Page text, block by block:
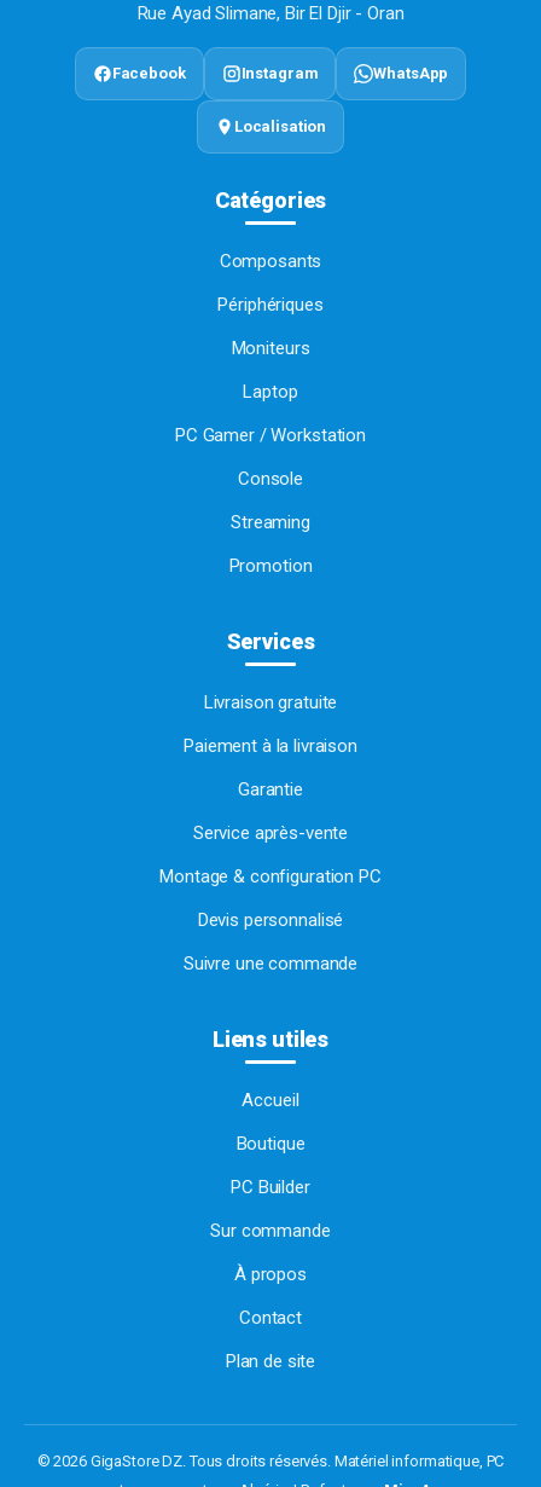
Rue Ayad Slimane, Bir El Djir - Oran
Facebook Instagram WhatsApp
Localisation
Catégories
Composants
Périphériques
Moniteurs
Laptop
PC Gamer / Workstation
Console
Streaming
Promotion
Services
Livraison gratuite
Paiement à la livraison
Garantie
Service après-vente
Montage & configuration PC
Devis personnalisé
Suivre une commande
Liens utiles
Accueil
Boutique
PC Builder
Sur commande
À propos
Contact
Plan de site
© 2026 GigaStore DZ. Tous droits réservés. Matériel informatique, PC